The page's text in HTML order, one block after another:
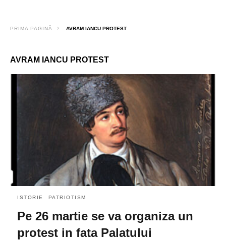
PRIMA PAGINĂ AVRAM IANCU PROTEST
AVRAM IANCU PROTEST
ISTORIE PATRIOTISM
Pe 26 martie se va organiza un
protest in fata Palatului